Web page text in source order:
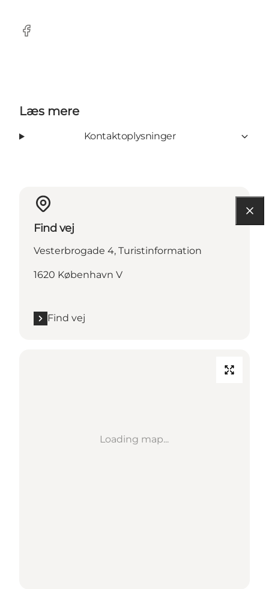
Facebook
Læs mere
Kontaktoplysninger
Find vej
Vesterbrogade 4, Turistinformation
1620 København V
Find vej
Loading map...